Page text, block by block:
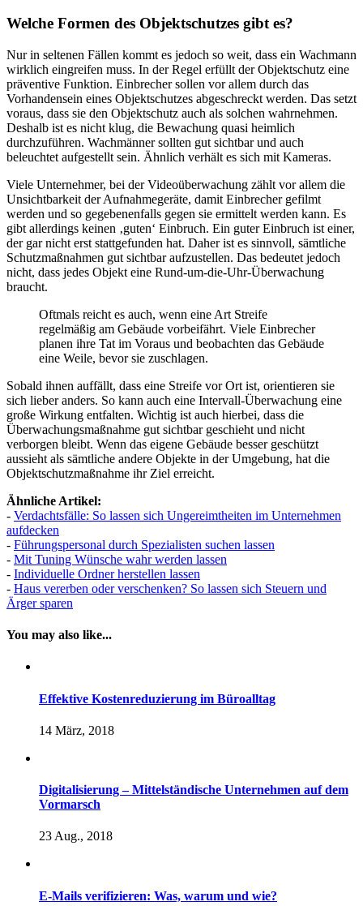
Welche Formen des Objektschutzes gibt es?
Nur in seltenen Fällen kommt es jedoch so weit, dass ein Wachmann
wirklich eingreifen muss. In der Regel erfüllt der Objektschutz eine
präventive Funktion. Einbrecher sollen vor allem durch das
Vorhandensein eines Objektschutzes abgeschreckt werden. Das setzt
voraus, dass sie den Objektschutz auch als solchen wahrnehmen.
Deshalb ist es nicht klug, die Bewachung quasi heimlich
durchzuführen. Wachmänner sollten gut sichtbar und auch
beleuchtet aufgestellt sein. Ähnlich verhält es sich mit Kameras.
Viele Unternehmer, bei der Videoüberwachung zählt vor allem die
Unsichtbarkeit der Aufnahmegeräte, damit Einbrecher gefilmt
werden und so gegebenenfalls gegen sie ermittelt werden kann. Es
gibt allerdings keinen ‚guten‘ Einbruch. Ein guter Einbruch ist einer,
der gar nicht erst stattgefunden hat. Daher ist es sinnvoll, sämtliche
Schutzmaßnahmen gut sichtbar aufzustellen. Das bedeutet jedoch
nicht, dass jedes Objekt eine Rund-um-die-Uhr-Überwachung
braucht.
Oftmals reicht es auch, wenn eine Art Streife
regelmäßig am Gebäude vorbeifährt. Viele Einbrecher
planen ihre Tat im Voraus und beobachten das Gebäude
eine Weile, bevor sie zuschlagen.
Sobald ihnen auffällt, dass eine Streife vor Ort ist, orientieren sie
sich lieber anders. So kann auch eine Intervall-Überwachung eine
große Wirkung entfalten. Wichtig ist auch hierbei, dass die
Überwachungsmaßnahme gut sichtbar geschieht und nicht
verborgen bleibt. Wenn das eigene Gebäude besser geschützt
aussieht als sämtliche andere Objekte in der Umgebung, hat die
Objektschutzmaßnahme ihr Ziel erreicht.
Ähnliche Artikel:
- Verdachtsfälle: So lassen sich Ungereimtheiten im Unternehmen
aufdecken
- Führungspersonal durch Spezialisten suchen lassen
- Mit Tuning Wünsche wahr werden lassen
- Individuelle Ordner herstellen lassen
- Haus vererben oder verschenken? So lassen sich Steuern und
Ärger sparen
You may also like...
Effektive Kostenreduzierung im Büroalltag
14 März, 2018
Digitalisierung – Mittelständische Unternehmen auf dem
Vormarsch
23 Aug., 2018
E-Mails verifizieren: Was, warum und wie?